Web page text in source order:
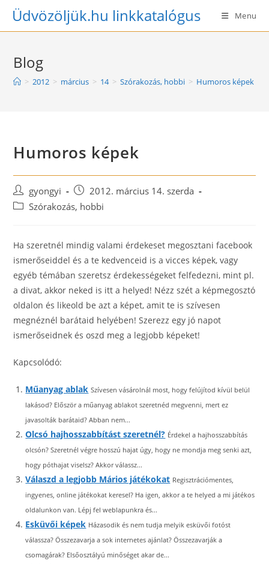
SkipÜdvözöljük.hu linkkatalógus Menu
Blog
> 2012 > március > 14 > Szórakozás, hobbi > Humoros képek
Humoros képek
Post
author:
gyongyi
Post
published:
2012. március 14. szerda
PostSzórakozás, hobbi
Ha szeretnél mindig valami érdekeset megosztani facebook
ismerőseiddel és a te kedvenceid is a vicces képek, vagy
egyéb témában szeretsz érdekességeket felfedezni, mint pl.
a divat, akkor neked is itt a helyed! Nézz szét a képmegosztó
oldalon és likeold be azt a képet, amit te is szívesen
megnéznél barátaid helyében! Szerezz egy jó napot
ismerőseidnek és oszd meg a legjobb képeket!
Kapcsolódó:
Műanyag ablak Szívesen vásárolnál most, hogy felújítod kívül belül
lakásod? Először a műanyag ablakot szeretnéd megvenni, mert ez
javasolták barátaid? Abban nem...
Olcsó hajhosszabbítást szeretnél? Érdekel a hajhosszabbítás
olcsón? Szeretnél végre hosszú hajat úgy, hogy ne mondja meg senki azt,
hogy póthajat viselsz? Akkor válassz...
Válaszd a legjobb Mários játékokat Regisztrációmentes,
ingyenes, online játékokat keresel? Ha igen, akkor a te helyed a mi játékos
oldalunkon van. Lépj fel weblapunkra és...
Esküvői képek Házasodik és nem tudja melyik esküvői fotóst
válassza? Összezavarja a sok internetes ajánlat? Összezavarják a
csomagárak? Elsőosztályú minőséget akar de...